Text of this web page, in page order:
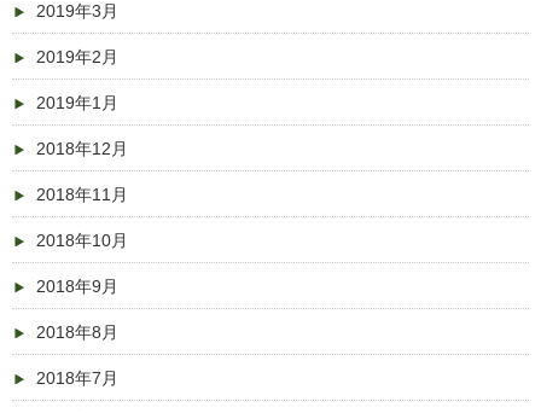
2019年3月
2019年2月
2019年1月
2018年12月
2018年11月
2018年10月
2018年9月
2018年8月
2018年7月